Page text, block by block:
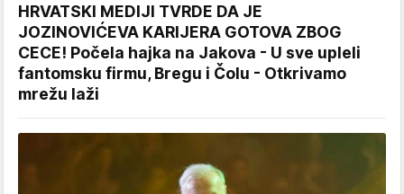
HRVATSKI MEDIJI TVRDE DA JE
JOZINOVIĆEVA KARIJERA GOTOVA ZBOG
CECE! Počela hajka na Jakova - U sve upleli
fantomsku firmu, Bregu i Čolu - Otkrivamo
mrežu laži